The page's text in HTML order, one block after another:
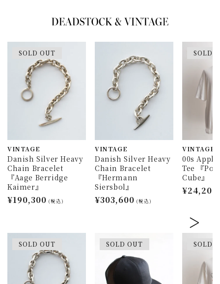
SOLD OUT
VINTAGE
Danish Silver Heavy
Chain Bracelet
『Aage Berridge
Kaimer』
通
格
¥190,300 (税込)
SOLD OUT
VINTAGE
Danish Silver Heavy
Chain Bracelet
『Hermann
Siersbol』
通
¥303,600 (税込)
SOLD OUT
SOLD
VINTAGE
00s
Tee 『
Cube』
通
格
¥24,200
SOLD